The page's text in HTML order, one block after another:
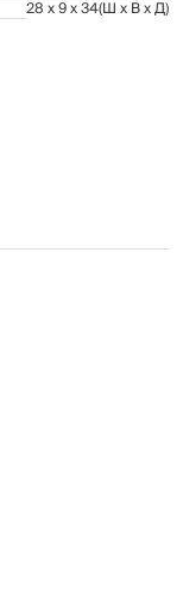
28 x 9 x 34(Ш x В x Д)